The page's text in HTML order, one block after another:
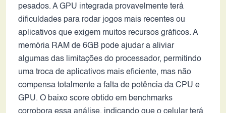
pesados. A GPU integrada provavelmente terá
dificuldades para rodar jogos mais recentes ou
aplicativos que exigem muitos recursos gráficos. A
memória RAM de 6GB pode ajudar a aliviar
algumas das limitações do processador, permitindo
uma troca de aplicativos mais eficiente, mas não
compensa totalmente a falta de potência da CPU e
GPU. O baixo score obtido em benchmarks